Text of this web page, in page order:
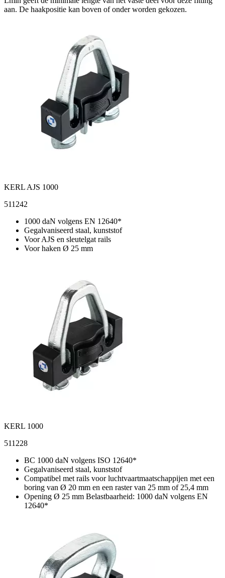
aan. De haakpositie kan boven of onder worden gekozen.
KERL AJS 1000
511242
1000 daN volgens EN 12640*
Gegalvaniseerd staal, kunststof
Voor AJS en sleutelgat rails
Voor haken Ø 25 mm
KERL 1000
511228
BC 1000 daN volgens ISO 12640*
Gegalvaniseerd staal, kunststof
Compatibel met rails voor luchtvaartmaatschappijen met een
boring van Ø 20 mm en een raster van 25 mm of 25,4 mm
Opening Ø 25 mm Belastbaarheid: 1000 daN volgens EN
12640*